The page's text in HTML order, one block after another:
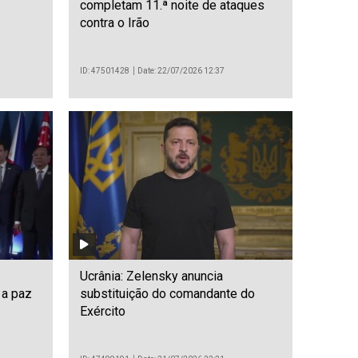
completam 11.ª noite de ataques
contra o Irão
ID: 47501428 Date: 22/07/2026 12:37
paz
Ucrânia: Zelensky anuncia
substituição do comandante do
Exército